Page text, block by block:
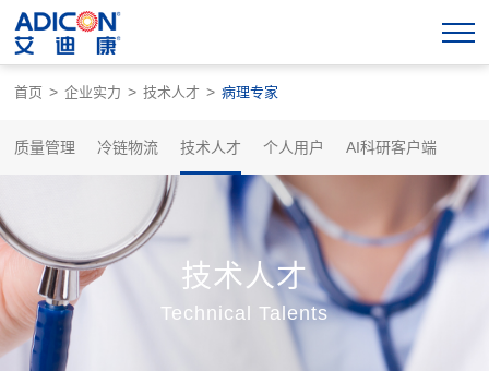
首页 > 企业实力 > 技术人才 > 病理专家
质量管理 冷链物流 技术人才 个人用户 AI科研客户端
技术人才
Technical Talents